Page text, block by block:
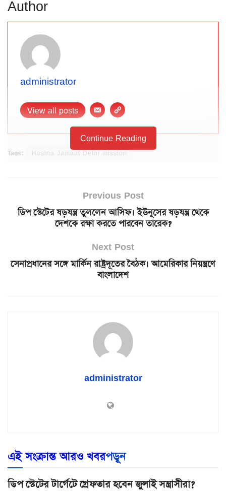
Author
administrator
View all posts
Continue Reading
Tags: Hasina Jamaat Delhi mission
Previous Post
ডিপ স্টেটের ষড়যন্ত্র তুললেন আসিফ। ইউনূসের ষড়যন্ত্র থেকে
দেশকে রক্ষা করতে পারবেন তারেক?
Next Post
সেনাপ্রধানের সঙ্গে মার্কিন রাষ্ট্রদূতের বৈঠক। আমেরিকার নিয়ন্ত্রণে
বাংলাদেশ
administrator
এই সংক্রান্ত আরও খবরপড়ূন
ডিপ স্টেটের টার্গেটে গ্রেফতার হবেন জুলাই সন্ত্রাসীরা?